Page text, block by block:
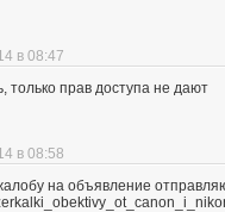
в 08:47
только прав доступа не дают
в 08:58
на объявление